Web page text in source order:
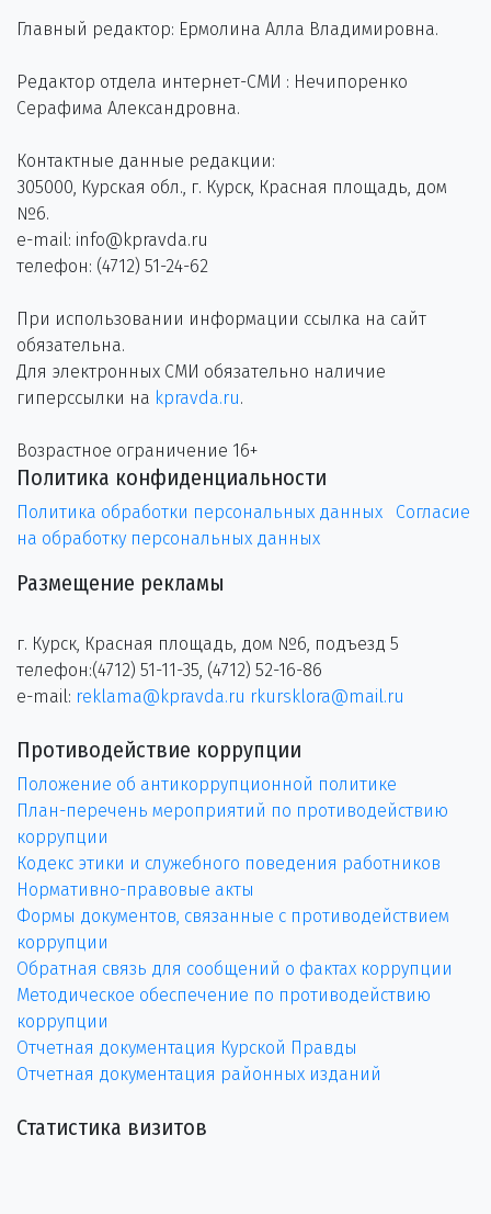
Главный редактор: Ермолина Алла Владимировна.
Редактор отдела интернет-СМИ : Нечипоренко
Серафима Александровна.
Контактные данные редакции:
305000, Курская обл., г. Курск, Красная площадь, дом
№6.
e-mail: info@kpravda.ru
телефон: (4712) 51-24-62
При использовании информации ссылка на сайт
обязательна.
Для электронных СМИ обязательно наличие
гиперссылки на kpravda.ru.
Возрастное ограничение 16+
Политика конфиденциальности
Политика обработки персональных данных
Согласие
на обработку персональных данных
Размещение рекламы
г. Курск, Красная площадь, дом №6, подъезд 5
телефон:(4712) 51-11-35, (4712) 52-16-86
e-mail: reklama@kpravda.ru rkursklora@mail.ru
Противодействие коррупции
Положение об антикоррупционной политике
План-перечень мероприятий по противодействию
коррупции
Кодекс этики и служебного поведения работников
Нормативно-правовые акты
Формы документов, связанные с противодействием
коррупции
Обратная связь для сообщений о фактах коррупции
Методическое обеспечение по противодействию
коррупции
Отчетная документация Курской Правды
Отчетная документация районных изданий
Статистика визитов